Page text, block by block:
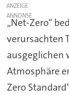
ANZEIGE
„Net-Zero“
verursachten
ausgeglichen
Atmosphäre
Zero